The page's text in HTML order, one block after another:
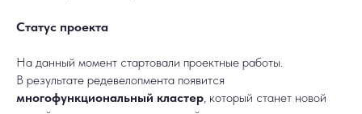
Статус проекта
На данный момент стартовали проектные работы.
В результате редевелопмента появится
многофункциональный кластер, который станет новой